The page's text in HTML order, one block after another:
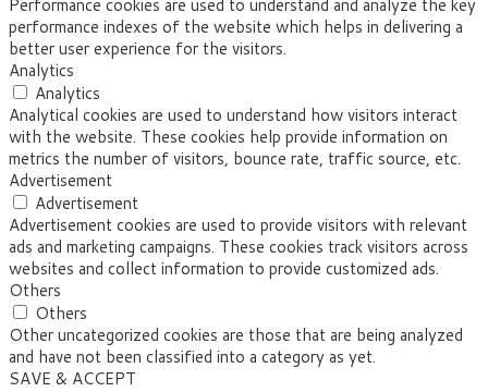
Performance cookies are used to understand and analyze the key
performance indexes of the website which helps in delivering a
better user experience for the visitors.
Analytics
Analytics
Analytical cookies are used to understand how visitors interact
with the website. These cookies help provide information on
metrics the number of visitors, bounce rate, traffic source, etc.
Advertisement
Advertisement
Advertisement cookies are used to provide visitors with relevant
ads and marketing campaigns. These cookies track visitors across
websites and collect information to provide customized ads.
Others
Others
Other uncategorized cookies are those that are being analyzed
and have not been classified into a category as yet.
SAVE & ACCEPT